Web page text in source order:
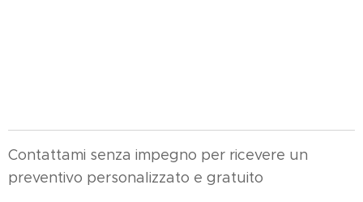
Contattami senza impegno per ricevere un
preventivo personalizzato e gratuito